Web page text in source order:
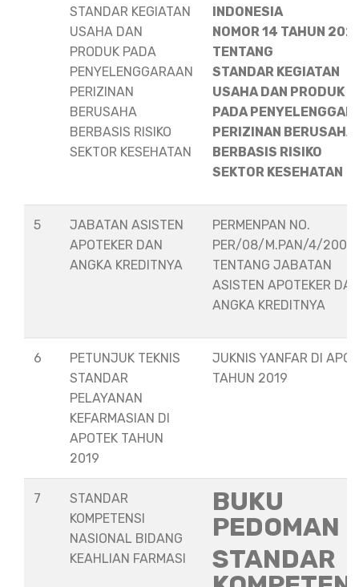
STANDAR KEGIATAN
USAHA DAN
PRODUK PADA
PENYELENGGARAAN
PERIZINAN
BERUSAHA
BERBASIS RISIKO
SEKTOR KESEHATAN
INDONESIA
NOMOR 14 TAHUN
TENTANG
STANDAR KEGIATAN
USAHA DAN PRODUK
PADA
PERIZINAN BERUSAHA
BERBASIS RISIKO
SEKTOR KESEHATAN
5
JABATAN ASISTEN
APOTEKER DAN
ANGKA KREDITNYA
PERMENPAN NO.
PER/08/M.PAN/4/2008
TENTANG JABATAN
ASISTEN APOTEKER
ANGKA KREDITNYA
6
PETUNJUK TEKNIS
STANDAR
PELAYANAN
KEFARMASIAN DI
APOTEK TAHUN
2019
JUKNIS YANFAR DI
TAHUN 2019
7
STANDAR
KOMPETENSI
NASIONAL BIDANG
KEAHLIAN FARMASI
BUKU
PEDOMAN
STANDAR